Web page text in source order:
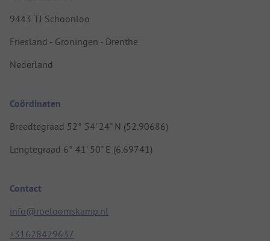
9443 TJ Schoonloo
Friesland - Groningen - Drenthe
Nederland
Coördinaten
Breedtegraad 52° 54' 24" N (52.90686)
Lengtegraad 6° 41' 50" E (6.69741)
Contact
info@roeloomskamp.nl
+31628429637